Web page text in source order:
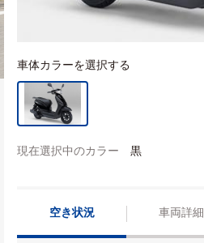
車体カラーを選択する
現在選択中のカラー 黒
空き状況 車両詳細